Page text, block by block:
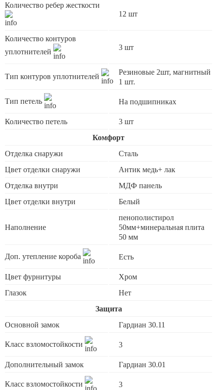
Количество ребер жесткости
12 шт
Количество контуров
уплотнителей
3 шт
Тип контуров уплотнителей
Резиновые 2шт, магнитный
1 шт.
Тип петель На подшипниках
Количество петель
3 шт
Комфорт
Отделка снаружи
Сталь
Цвет отделки снаружи
Антик медь+ лак
Отделка внутри
МДФ панель
Цвет отделки внутри
Белый
Наполнение
пенополистирол
50мм+минеральная плита
50 мм
Доп. утепление короба Есть
Цвет фурнитуры
Хром
Глазок
Нет
Защита
Основной замок
Гардиан 30.11
Класс взломостойкости 3
Дополнительный замок Гардиан 30.01
Класс взломостойкости 3